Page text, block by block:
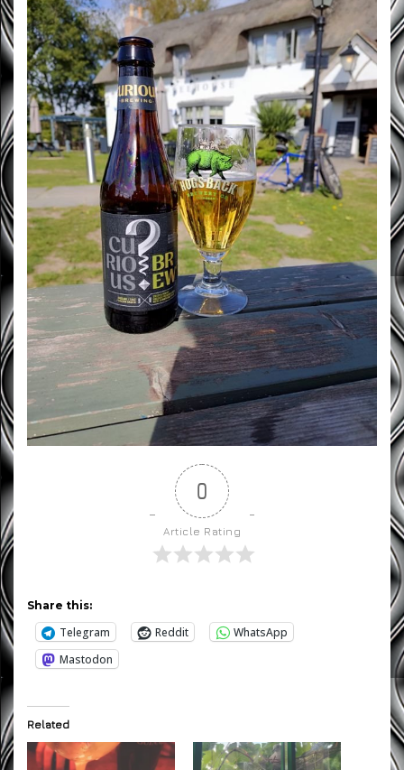
0
Article Rating
Share this:
Telegram Reddit
WhatsApp
Mastodon
Related